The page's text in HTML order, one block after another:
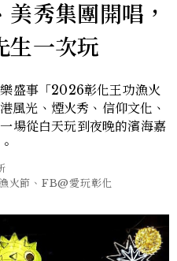
秀集團開唱，
生一次玩
盛事「2026彰化王功漁火
風光、煙火秀、信仰文化、
場從白天玩到夜晚的濱海嘉
節、FB@愛玩彰化